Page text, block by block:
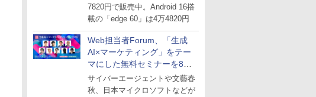
7820円で販売中。Android 16搭
載の「edge 60」は4万4820円
Web担当者Forum、「生成
AI×マーケティング」をテー
マにした無料セミナーを8月
27日にオンライン開催
サイバーエージェントや文藝春
秋、日本マイクロソフトなどが